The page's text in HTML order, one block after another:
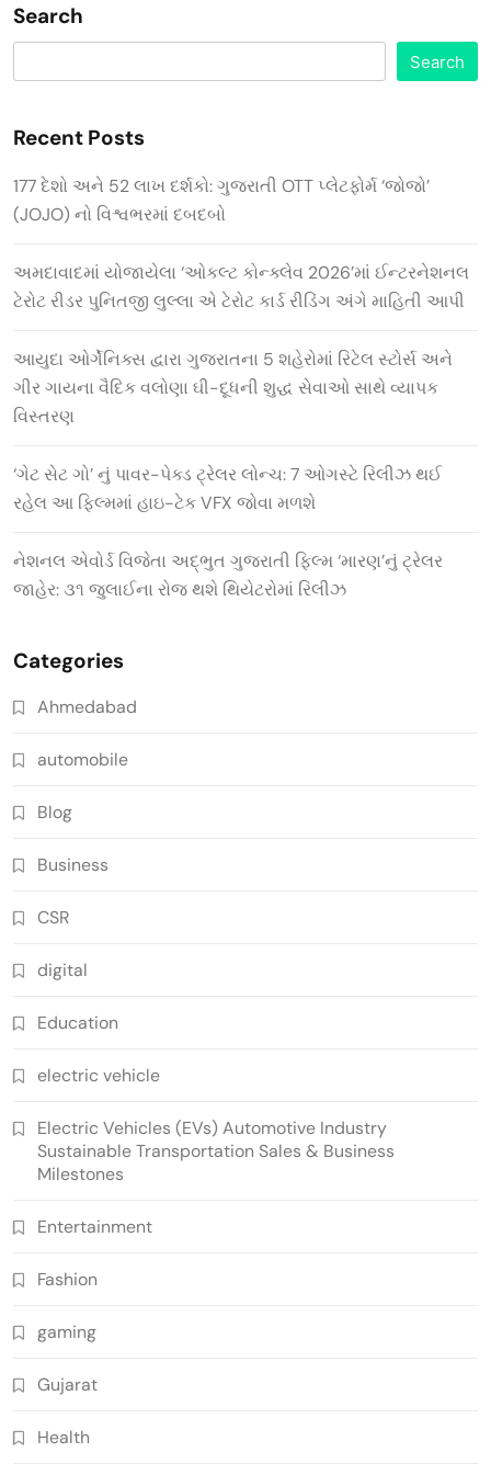
Search
Search
Recent Posts
177 દેશો અને 52 લાખ દર્શકો: ગુજરાતી OTT પ્લેટફોર્મ ‘જોજો’
(JOJO) નો વિશ્વભરમાં દબદબો
અમદાવાદમાં યોજાયેલા ‘ઓકલ્ટ કોન્ક્લેવ 2026’માં ઈન્ટરનેશનલ
ટેરોટ રીડર પુનિતજી લુલ્લા એ ટેરોટ કાર્ડ રીડિંગ અંગે માહિતી આપી
આયુદા ઓર્ગેનિક્સ દ્વારા ગુજરાતના 5 શહેરોમાં રિટેલ સ્ટોર્સ અને
ગીર ગાયના વૈદિક વલોણા ઘી-દૂધની શુદ્ધ સેવાઓ સાથે વ્યાપક
વિસ્તરણ
‘ગેટ સેટ ગો’ નું પાવર-પેક્ડ ટ્રેલર લોન્ચ: 7 ઓગસ્ટે રિલીઝ થઈ
રહેલ આ ફિલ્મમાં હાઇ-ટેક VFX જોવા મળશે
નેશનલ એવોર્ડ વિજેતા અદ્ભુત ગુજરાતી ફિલ્મ ‘મારણ’નું ટ્રેલર
જાહેર: ૩૧ જુલાઈના રોજ થશે થિયેટરોમાં રિલીઝ
Categories
Ahmedabad
automobile
Blog
Business
CSR
digital
Education
electric vehicle
Electric Vehicles (EVs) Automotive Industry
Sustainable Transportation Sales & Business
Milestones
Entertainment
Fashion
gaming
Gujarat
Health